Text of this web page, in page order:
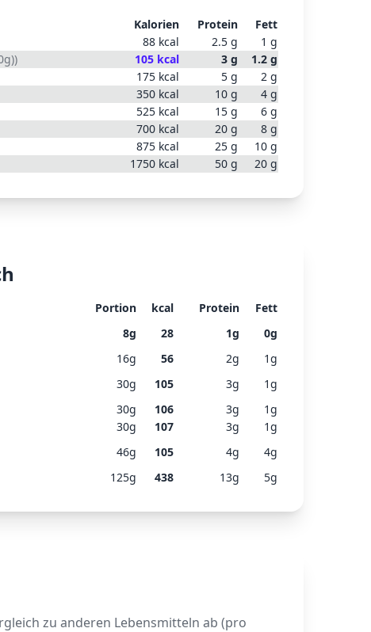
Kalorien Protein
Fett
88 kcal 2.5 g 1 g
) 105 kcal 3 g 1.2 g
175 kcal 5 g 2 g
350 kcal 10 g 4 g
525 kcal 15 g 6 g
700 kcal 20 g 8 g
875 kcal 25 g 10 g
1750 kcal 50 g 20 g
Portion kcal Protein
Fett
8g 28 1g 0g
16g 56 2g 1g
30g 105 3g 1g
30g 106 3g 1g
30g 107 3g 1g
46g 105 4g 4g
125g 438 13g 5g
zu anderen Lebensmitteln ab (pro